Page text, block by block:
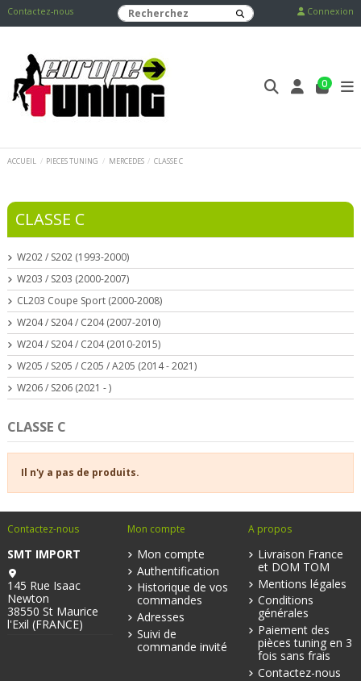
Contactez-nous Connexion
0
ACCUEIL PIECES TUNING MERCEDES CLASSE C
CLASSE C
Il n'y a pas de produits.
CLASSE C
W202 / S202 (1993-2000)
W203 / S203 (2000-2007)
CL203 Coupe Sport (2000-2008)
W204 / S204 / C204 (2007-2010)
W204 / S204 / C204 (2010-2015)
W205 / S205 / C205 / A205 (2014 - 2021)
W206 / S206 (2021 - )
Contactez-nous
SMT IMPORT
145 Rue Isaac
Newton
38550 St Maurice
l'Exil (FRANCE)
Mon compte
Mon compte
Authentification
Historique de vos
commandes
Adresses
Suivi de
commande invité
A propos
Livraison France
et DOM TOM
Mentions légales
Conditions
générales
Paiement des
pièces tuning en 3
fois sans frais
Contactez-nous